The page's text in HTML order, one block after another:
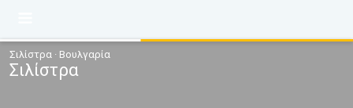
Σιλίστρα · Βουλγαρία
Σιλίστρα